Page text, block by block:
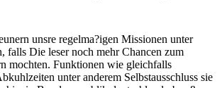
unsre regelma?igen Missionen unter
falls Die leser noch mehr Chancen zum
mochten. Funktionen wie gleichfalls
unter anderem Selbstausschluss sie